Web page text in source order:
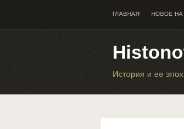
ГЛАВНАЯ НОВОЕ НА
История и ее